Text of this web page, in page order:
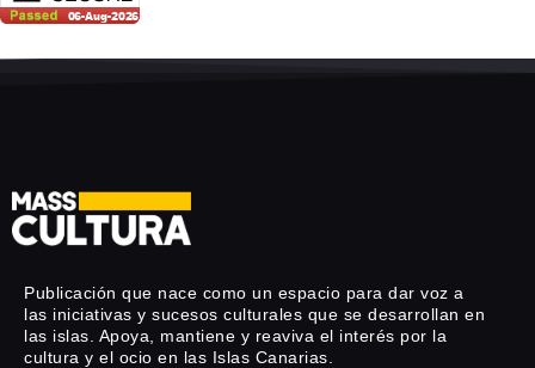
Publicación que nace como un espacio para dar voz a
las iniciativas y sucesos culturales que se desarrollan en
las islas. Apoya, mantiene y reaviva el interés por la
cultura y el ocio en las Islas Canarias.